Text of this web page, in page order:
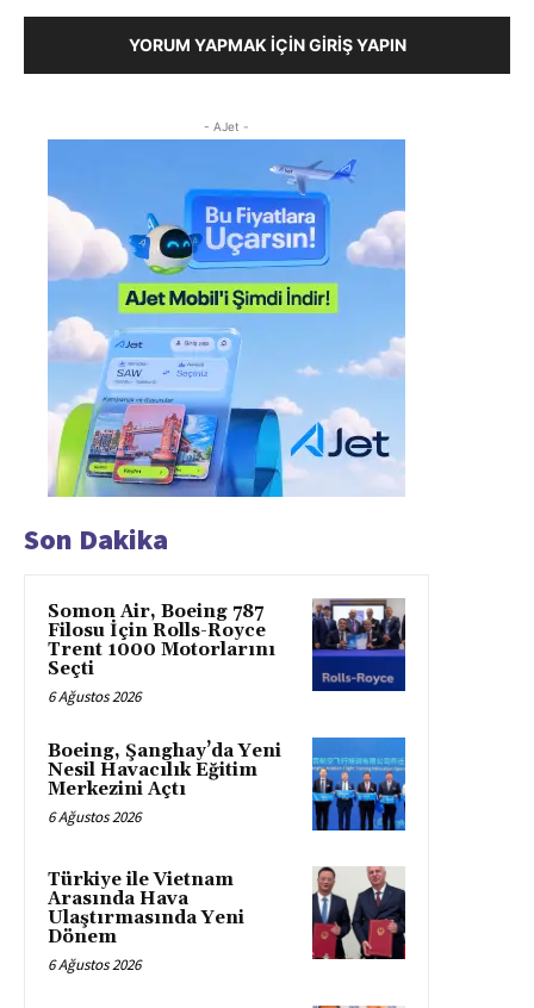
YORUM YAPMAK İÇIN GIRIŞ YAPIN
- AJet -
Son Dakika
Somon Air, Boeing 787
Filosu İçin Rolls-Royce
Trent 1000 Motorlarını
Seçti
6 Ağustos 2026
Boeing, Şanghay’da Yeni
Nesil Havacılık Eğitim
Merkezini Açtı
6 Ağustos 2026
Türkiye ile Vietnam
Arasında Hava
Ulaştırmasında Yeni
Dönem
6 Ağustos 2026